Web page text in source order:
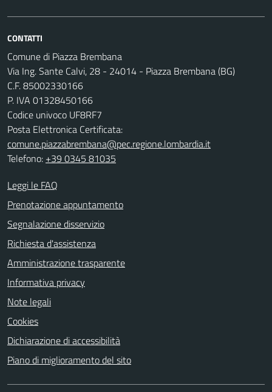
CONTATTI
Comune di Piazza Brembana
Via Ing. Sante Calvi, 28 - 24014 - Piazza Brembana (BG)
C.F. 85002330166
P. IVA 01328450166
Codice univoco UF8RF7
Posta Elettronica Certificata:
comune.piazzabrembana@pec.regione.lombardia.it
Telefono: +39 0345 81035
Leggi le FAQ
Prenotazione appuntamento
Segnalazione disservizio
Richiesta d'assistenza
Amministrazione trasparente
Informativa privacy
Note legali
Cookies
Dichiarazione di accessibilità
Piano di miglioramento del sito